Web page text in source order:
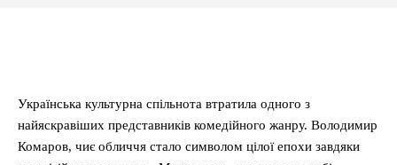
Українська культурна спільнота втратила одного з
найяскравіших представників комедійного жанру. Володимир
Комаров, чиє обличчя стало символом цілої епохи завдяки